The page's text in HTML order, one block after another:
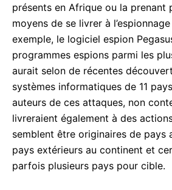
présents en Afrique ou la prenant
moyens de se livrer à
exemple, le logiciel espion
programmes espions parmi les
aurait selon de récentes
systèmes informatiques de 11
auteurs de ces attaques, non
livreraient également à des
semblent être originaires de pays
pays extérieurs au continent et
parfois plusieurs pays pour cible.